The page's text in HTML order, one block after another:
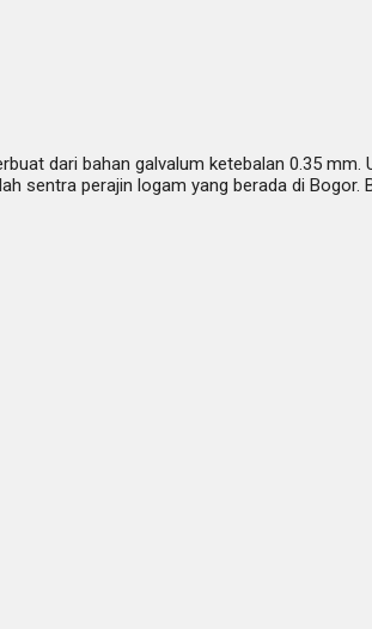
dari bahan galvalum ketebalan 0.35
sentra perajin logam yang berada di